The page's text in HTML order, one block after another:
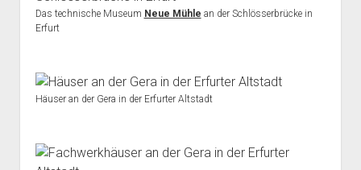
Das technische Museum Neue Mühle an der Schlösserbrücke in
Erfurt
Häuser an der Gera in der Erfurter Altstadt